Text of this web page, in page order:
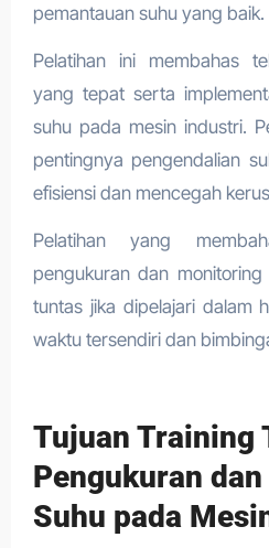
pemantauan suhu yang baik.
Pelatihan ini membahas
yang tepat serta
suhu pada mesin industri.
pentingnya pengendalian
efisiensi dan mencegah
Pelatihan yang
pengukuran dan
tuntas jika dipelajari dalam
waktu tersendiri dan
Tujuan Training
Pengukuran
Suhu pada